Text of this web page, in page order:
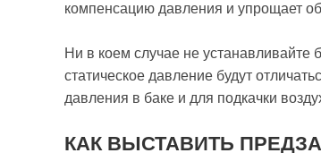
компенсацию давления и упрощает
Ни в коем случае не
статическое давление будут
давления в баке и для подкачки
КАК ВЫСТАВИТЬ